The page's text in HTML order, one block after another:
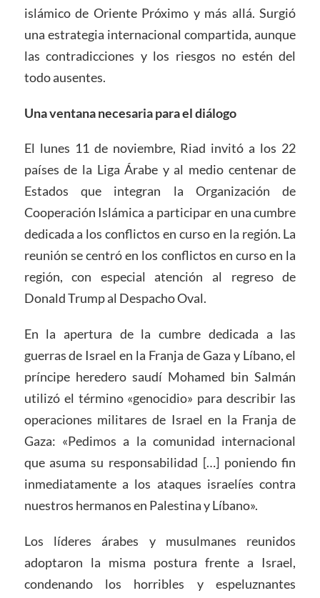
islámico de Oriente Próximo y más allá. Surgió
una estrategia internacional compartida, aunque
las contradicciones y los riesgos no estén del
todo ausentes.
Una ventana necesaria para el diálogo
El lunes 11 de noviembre, Riad invitó a los 22
países de la Liga Árabe y al medio centenar de
Estados que integran la Organización de
Cooperación Islámica a participar en una cumbre
dedicada a los conflictos en curso en la región. La
reunión se centró en los conflictos en curso en la
región, con especial atención al regreso de
Donald Trump al Despacho Oval.
En la apertura de la cumbre dedicada a las
guerras de Israel en la Franja de Gaza y Líbano, el
príncipe heredero saudí Mohamed bin Salmán
utilizó el término «genocidio» para describir las
operaciones militares de Israel en la Franja de
Gaza: «Pedimos a la comunidad internacional
que asuma su responsabilidad […] poniendo fin
inmediatamente a los ataques israelíes contra
nuestros hermanos en Palestina y Líbano».
Los líderes árabes y musulmanes reunidos
adoptaron la misma postura frente a Israel,
condenando los horribles y espeluznantes